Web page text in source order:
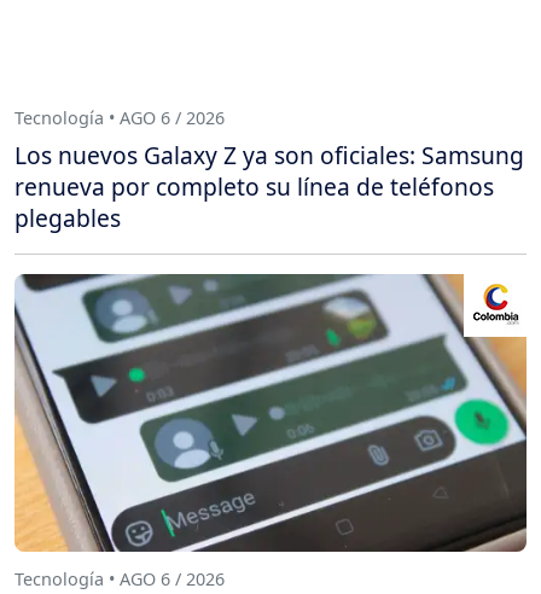
Tecnología • AGO 6 / 2026
Los nuevos Galaxy Z ya son oficiales: Samsung
renueva por completo su línea de teléfonos
plegables
Tecnología • AGO 6 / 2026